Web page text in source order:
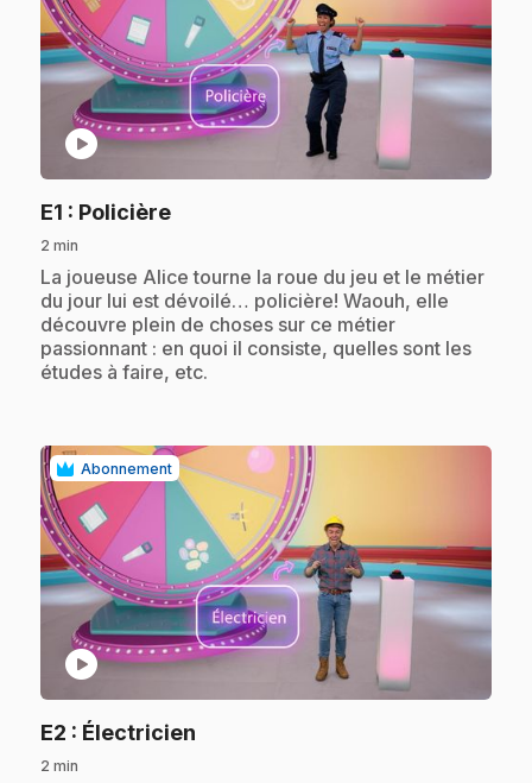
play_circle
E1 : Policière.
2 min
.La joueuse Alice tourne la roue du jeu et le métier
du jour lui est dévoilé… policière! Waouh, elle
découvre plein de choses sur ce métier
passionnant : en quoi il consiste, quelles sont les
études à faire, etc.
Abonnement
play_circle
E2 : Électricien
2 min